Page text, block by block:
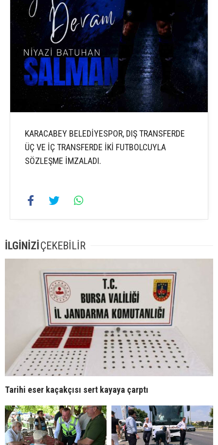
KARACABEY BELEDİYESPOR, DIŞ TRANSFERDE
ÜÇ VE İÇ TRANSFERDE İKİ FUTBOLCUYLA
SÖZLEŞME İMZALADI.
İLGİNİZİÇEKEBİLİR
Tarihi eser kaçakçısı sert kayaya çarptı